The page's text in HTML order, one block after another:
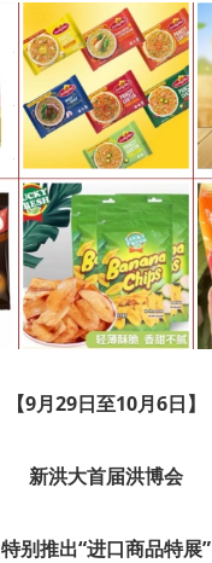
【9月29日至10月6日】
新洪大首届洪博会
特别推出“进口商品特展”